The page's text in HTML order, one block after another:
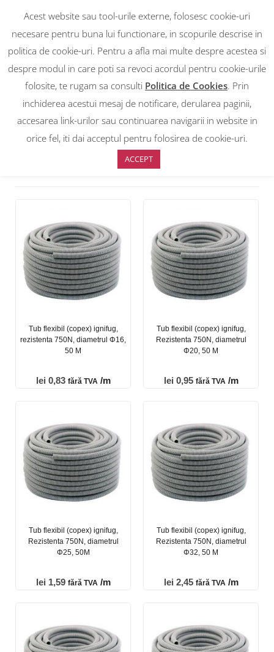
RON
EUR
0
Prima pagină > Tub flexibil PVC (copex) ignifug>tip mediu 750N
Tub flexibil (copex) ignifug,
rezistenta 750N, diametrul Φ16,
50 M
lei 0,83 fără TVA /m
Tub flexibil (copex) ignifug,
Rezistenta 750N, diametrul
Φ20, 50 M
lei 0,95 fără TVA /m
Tub flexibil (copex) ignifug,
Rezistenta 750N, diametrul
Φ25, 50M
lei 1,59 fără TVA /m
Tub flexibil (copex) ignifug,
Rezistenta 750N, diametrul
Φ32, 50 M
lei 2,45 fără TVA /m
Acest website sau tool-urile externe, folosesc cookie-uri
necesare pentru buna lui functionare, in scopurile descrise in
politica de cookie-uri. Pentru a afla mai multe despre acestea si
despre modul in care poti sa revoci acordul pentru cookie-urile
folosite, te rugam sa consulti Politica de Cookies. Prin
inchiderea acestui mesaj de notificare, derularea paginii,
accesarea link-urilor sau continuarea navigarii in website in
orice fel, iti dai acceptul pentru folosirea de cookie-uri.
ACCEPT